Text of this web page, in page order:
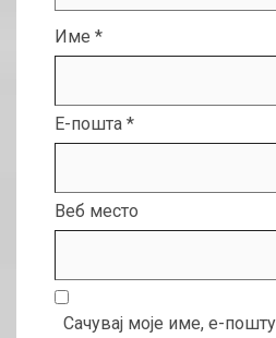
Име *
Е-пошта *
Веб место
Сачувај моје име, е-